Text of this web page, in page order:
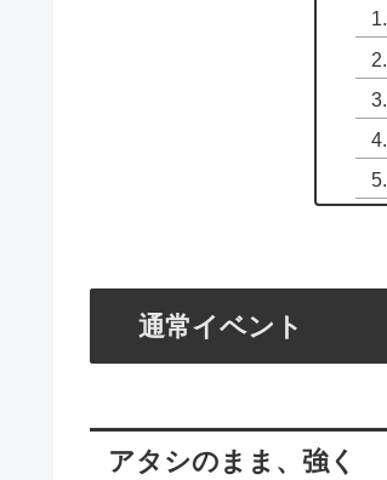
通常イベント
アタシのまま、強く